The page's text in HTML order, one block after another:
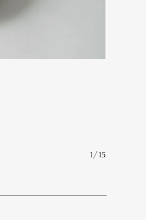
Watch
Product
Culture
1/15